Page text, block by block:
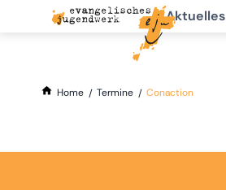
Aktuelles
Home Termine Conaction